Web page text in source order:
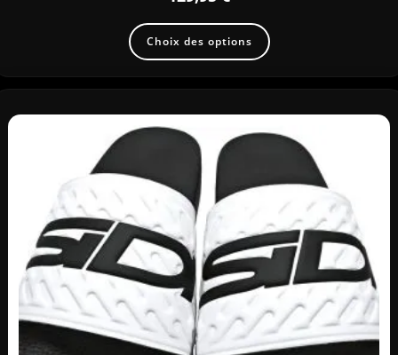
Choix des options